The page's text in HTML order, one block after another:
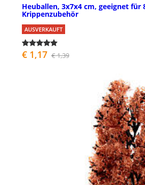
Heuballen, 3x7x4 cm, geeignet für
Krippenzubehör
AUSVERKAUFT
€ 1,17 € 1,39